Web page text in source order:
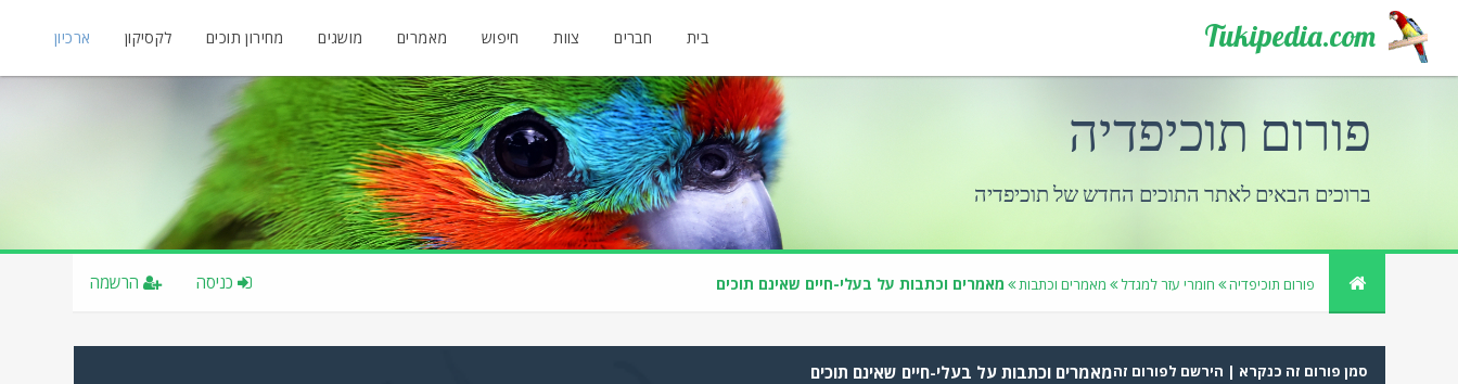
Tukipedia.com בית חברים צוות חיפוש מאמרים מושגים מחירון תוכים לקסיקון ארכיון
פורום תוכיפדיה
ברוכים הבאים לאתר התוכים החדש של תוכיפדיה
פורום תוכיפדיה חומרי עזר למגדל מאמרים וכתבות מאמרים וכתבות על בעלי-חיים שאינם תוכים הרשמה כניסה
סמן פורום זה כנקרא | הירשם לפורום זהמאמרים וכתבות על בעלי-חיים שאינם תוכים